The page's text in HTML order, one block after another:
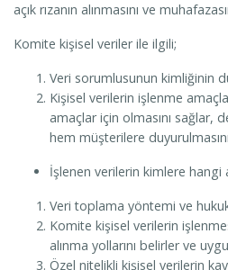
açık rızanın alınmasını ve
Komite kişisel veriler ile ilgili;
Veri sorumlusunun kimliğinin
Kişisel verilerin işlenme
amaçlar için olmasını sağlar,
hem müşterilere
İşlenen verilerin kimlere hangi
Veri toplama yöntemi ve
Komite kişisel verilerin
alınma yollarını belirler ve
Özel nitelikli kişisel verilerin